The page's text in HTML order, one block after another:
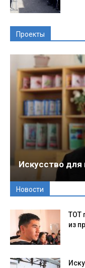
Проекты
Искусство для
Новости
ТОТ
из